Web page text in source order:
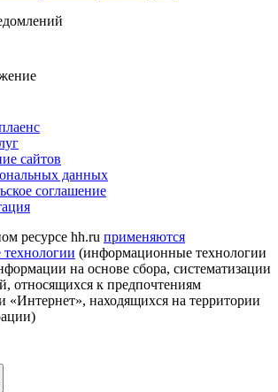
сайтов
данных
соглашение
ресурсе hh.ru применяются
технологии (информационные технологии
на основе сбора, систематизации
относящихся к предпочтениям
«Интернет», находящихся на территории